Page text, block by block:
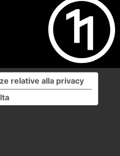
relative alla privacy